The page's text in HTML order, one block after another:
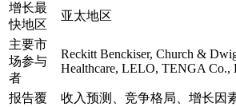
增长最
快地区
亚太地区
主要市
场参与
者
Reckitt Benckiser, Church &
Healthcare, LELO, TENGA Co.,
报告覆
收入预测、竞争格局、增长因